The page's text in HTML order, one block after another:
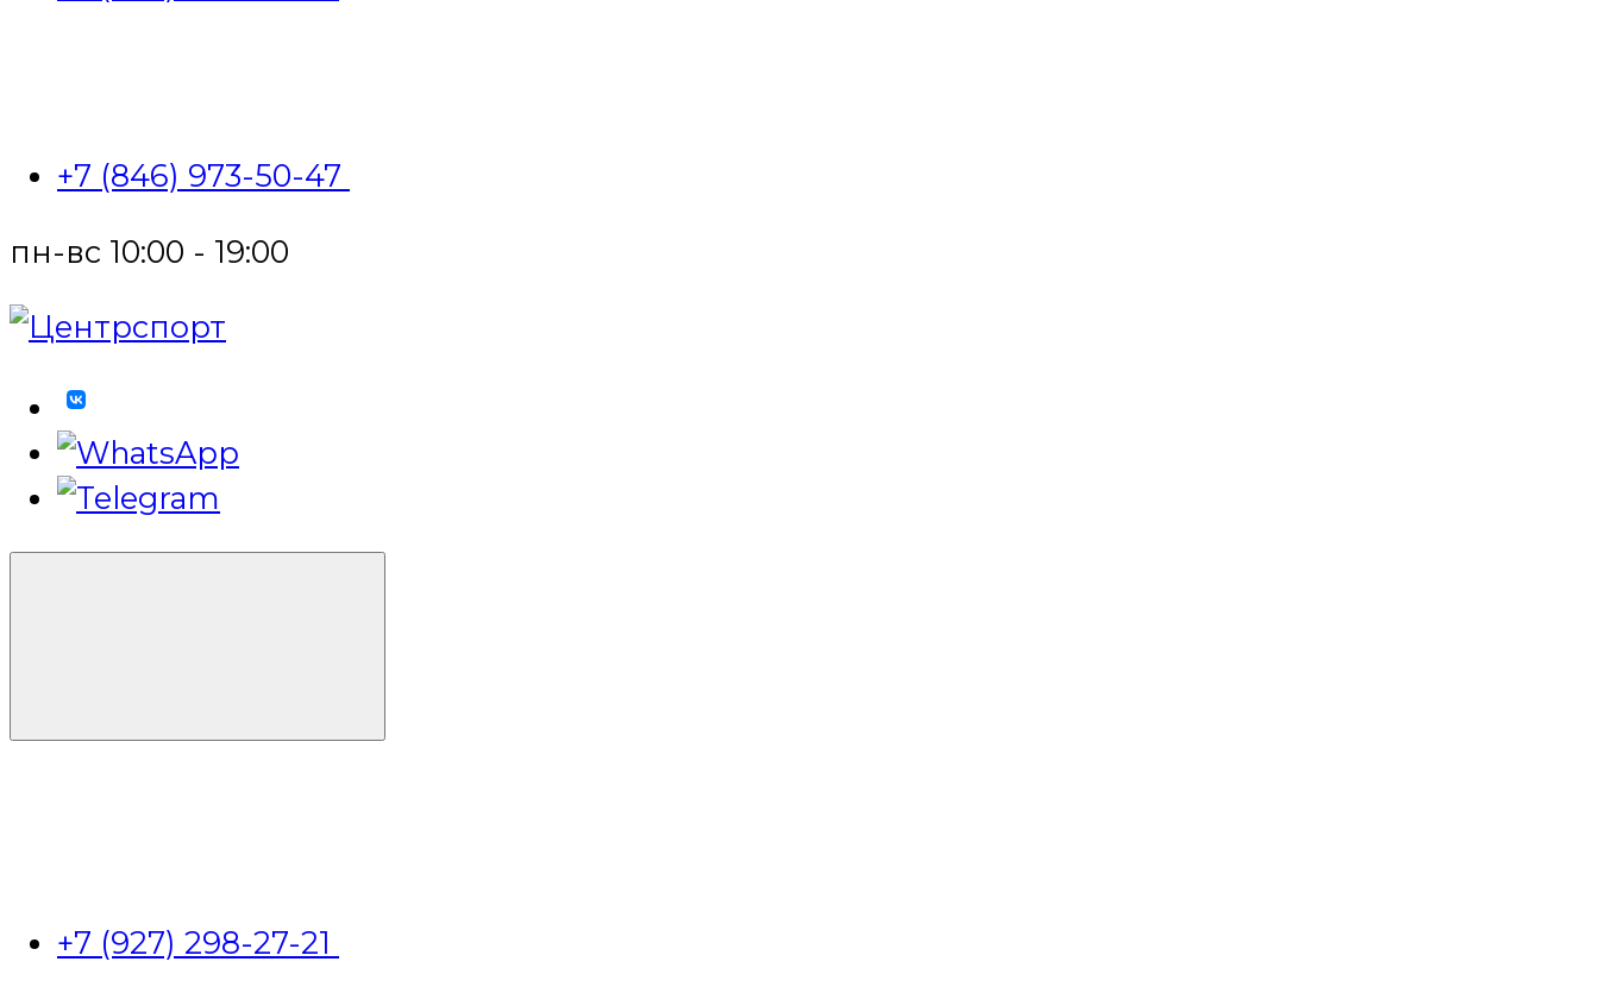
+7 (846) 973-50-47
пн-вс 10:00 - 19:00
+7 (927) 298-27-21